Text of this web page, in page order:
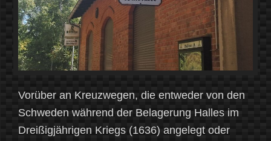
Vorüber an Kreuzwegen, die entweder von den
Schweden während der Belagerung Halles im
Dreißigjährigen Kriegs (1636) angelegt oder